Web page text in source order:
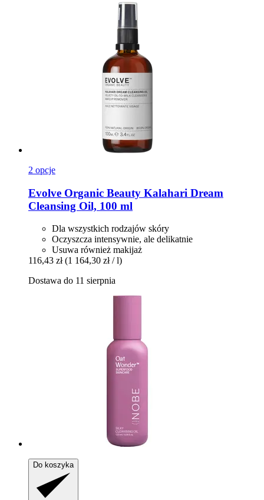
2 opcje
Evolve Organic Beauty Kalahari Dream
Cleansing Oil, 100 ml
Dla wszystkich rodzajów skóry
Oczyszcza intensywnie, ale delikatnie
Usuwa również makijaż
116,43 zł (1 164,30 zł / l)
Dostawa do 11 sierpnia
Do koszyka